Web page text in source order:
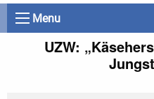
Menu
UZW: